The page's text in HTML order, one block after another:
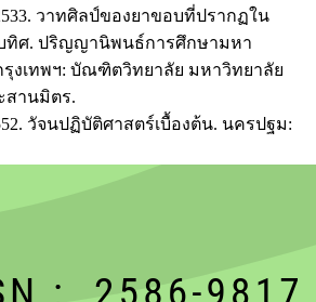
วาทศิลป์ของยาขอบที่ปรากฏใน
ทิศ. ปริญญานิพนธ์การศึกษามหา
งเทพฯ: บัณฑิตวิทยาลัย มหาวิทยาลัย
สานมิตร.
วัจนปฏิบัติศาสตร์เบื้องต้น. นครปฐม: